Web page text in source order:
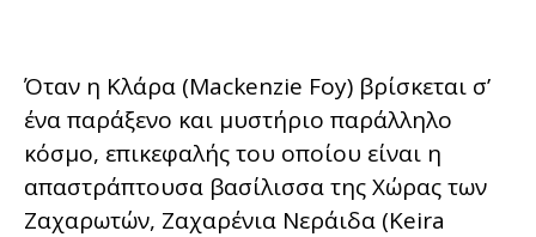
Όταν η Κλάρα (Mackenzie Foy) βρίσκεται σ’
ένα παράξενο και μυστήριο παράλληλο
κόσμο, επικεφαλής του οποίου είναι η
απαστράπτουσα βασίλισσα της Χώρας των
Ζαχαρωτών, Ζαχαρένια Νεράιδα (Keira